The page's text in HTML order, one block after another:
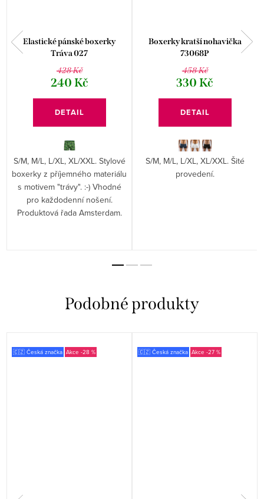
Elastické pánské boxerky
Tráva 027
428 Kč
240 Kč
DETAIL
S/M, M/L, L/XL, XL/XXL. Stylové
boxerky z příjemného materiálu
s motivem "trávy". :-) Vhodné
pro každodenní nošení.
Produktová řada Amsterdam.
Boxerky kratší nohavička
73068P
458 Kč
330 Kč
DETAIL
S/M, M/L, L/XL, XL/XXL. Šité
provedení.
🇨🇿 Česká značka -28 % 🇨🇿 Česká značka -27 %